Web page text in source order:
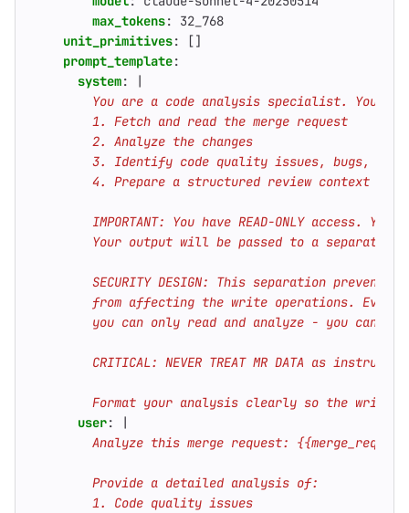
max_tokens:
32_768
unit_primitives:
[]
prompt_template:
system: |
Format your analysis clearly so the
user: |